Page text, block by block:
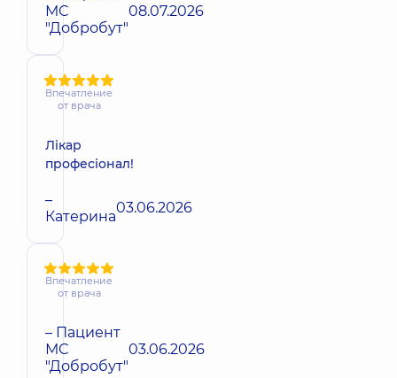
МС
"Добробут"
08.07.2026
Впечатление
от врача
Лікар
професіонал!
–
Катерина03.06.2026
Впечатление
от врача
– Пациент
МС
"Добробут"
03.06.2026